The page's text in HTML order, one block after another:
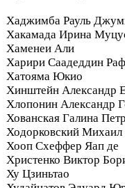
Хаджимба Рауль
Хакамада Ирина
Хаменеи Али
Харири Саадеддин
Хатояма Юкио
Хинштейн Александр
Хлопонин Александр
Хованская Галина
Ходорковский Михаил
Хооп Схеффер Яап де
Христенко Виктор
Ху Цзиньтао